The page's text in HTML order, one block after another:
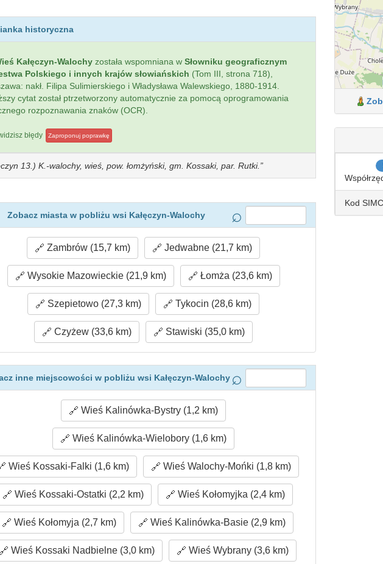
historyczna
Kałęczyn-Walochy została wspomniana w Słowniku geograficznym
Polskiego i innych krajów słowiańskich (Tom III, strona 718),
nakł. Filipa Sulimierskiego i Władysława Walewskiego, 1880-1914.
cytat został ptrzetworzony automatycznie za pomocą oprogramowania
rozpoznawania znaków (OCR).
błędy Zaproponuj poprawkę
13.) K.-walochy, wieś, pow. łomżyński, gm. Kossaki, par. Rutki.
Zobacz miasta w pobliżu wsi Kałęczyn-Walochy
Zambrów (15,7 km) Jedwabne (21,7 km)
Wysokie Mazowieckie (21,9 km) Łomża (23,6 km)
Szepietowo (27,3 km) Tykocin (28,6 km)
Czyżew (33,6 km) Stawiski (35,0 km)
inne miejscowości w pobliżu wsi Kałęczyn-Walochy
Wieś Kalinówka-Bystry (1,2 km)
Wieś Kalinówka-Wielobory (1,6 km)
Wieś Kossaki-Falki (1,6 km) Wieś Walochy-Mońki (1,8 km)
Wieś Kossaki-Ostatki (2,2 km) Wieś Kołomyjka (2,4 km)
Wieś Kołomyja (2,7 km) Wieś Kalinówka-Basie (2,9 km)
Wieś Kossaki Nadbielne (3,0 km) Wieś Wybrany (3,6 km)
Kod SIMC